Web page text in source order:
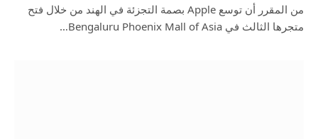
من المقرر أن توسع Apple بصمة التجزئة في الهند من خلال فتح
متجرها الثالث في Bengaluru Phoenix Mall of Asia…